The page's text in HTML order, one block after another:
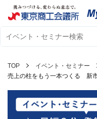
TOP イベント・セミナー
売上の柱をもう一本つくる 新